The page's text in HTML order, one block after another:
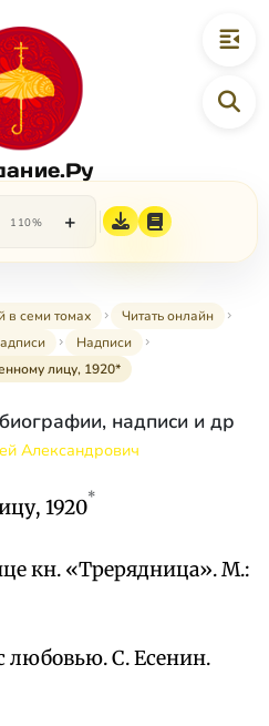
110% +
в семи томах
Читать онлайн
Надписи
лицу, 1920*
надписи и др
Александрович
1920*
кн. «Трерядница». М.:
любовью. С. Есенин.